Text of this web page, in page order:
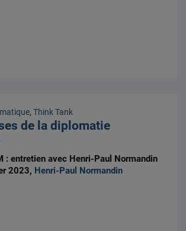
,Think Tank
de la diplomatie
: entretien avec Henri-Paul Normandin
2023, Henri-Paul Normandin